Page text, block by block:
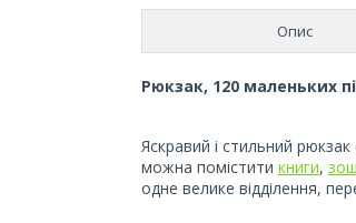
Опис
Рюкзак, 120 маленьких
Яскравий і стильний
можна помістити книги,
одне велике відділення,